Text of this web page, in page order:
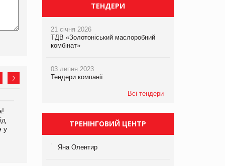
у
кампанію «Хто б знав» про
асортимент, якого покупці
платформі
збиток у першому півріччі
ТЕНДЕРИ
21 січня 2026
ТДВ «Золотоніський маслоробний
комбінат»
03 липня 2023
Тендери компанії
Всі тендери
ТРЕНІНГОВИЙ ЦЕНТР
Яна Олентир